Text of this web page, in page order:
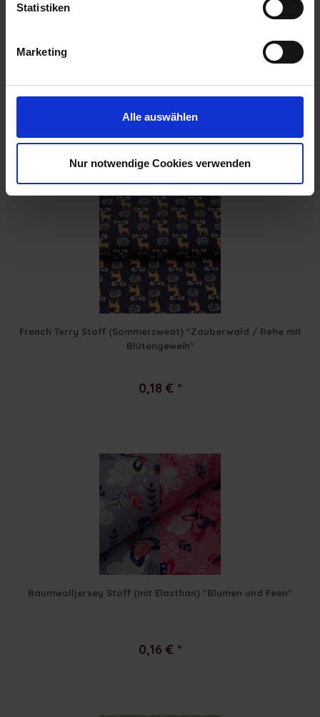
Impressum|
Statistiken
Marketing
Alle auswählen
Nur notwendige Cookies verwenden
Folklore-Stil"
French Terry Stoff (Sommersweat) "Zauberwald / Rehe mit
Blütengeweih"
0,18 € *
Baumwolljersey Stoff (mit Elasthan) "Blumen und Feen"
0,16 € *